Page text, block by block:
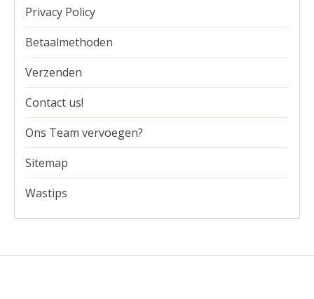
Privacy Policy
Betaalmethoden
Verzenden
Contact us!
Ons Team vervoegen?
Sitemap
Wastips